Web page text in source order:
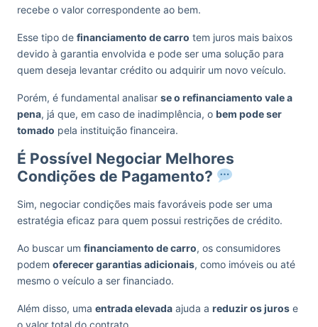
recebe o valor correspondente ao bem.
Esse tipo de financiamento de carro tem juros mais baixos
devido à garantia envolvida e pode ser uma solução para
quem deseja levantar crédito ou adquirir um novo veículo.
Porém, é fundamental analisar se o refinanciamento vale a
pena, já que, em caso de inadimplência, o bem pode ser
tomado pela instituição financeira.
É Possível Negociar Melhores
Condições de Pagamento?
Sim, negociar condições mais favoráveis pode ser uma
estratégia eficaz para quem possui restrições de crédito.
Ao buscar um financiamento de carro, os consumidores
podem oferecer garantias adicionais, como imóveis ou até
mesmo o veículo a ser financiado.
Além disso, uma entrada elevada ajuda a reduzir os juros e
o valor total do contrato.